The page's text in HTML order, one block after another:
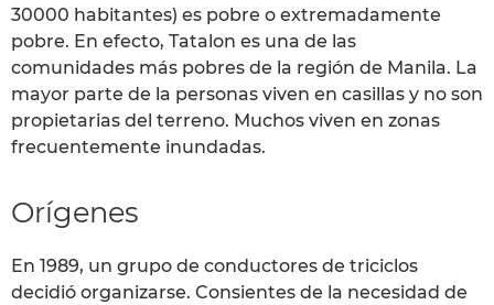
30000 habitantes) es pobre o extremadamente
pobre. En efecto, Tatalon es una de las
comunidades más pobres de la región de Manila. La
mayor parte de la personas viven en casillas y no son
propietarias del terreno. Muchos viven en zonas
frecuentemente inundadas.
Orígenes
En 1989, un grupo de conductores de triciclos
decidió organizarse. Consientes de la necesidad de